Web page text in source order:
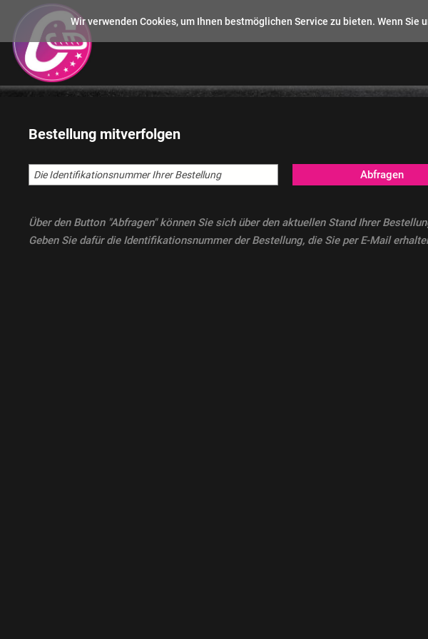
Bestellung mitverfolgen
Abfragen
Über den Button "Abfragen" können Sie sich über den aktuellen Stand Ihrer
Geben Sie dafür die Identifikationsnummer der Bestellung, die Sie per E-Mail
Wir verwenden Cookies, um Ihnen bestmöglichen Service zu bieten. Wenn